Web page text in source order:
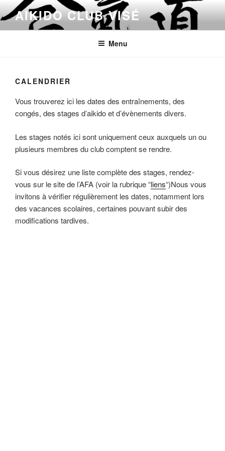
to
content
AIKIDO CLUB VISÉ
Menu
CALENDRIER
Vous trouverez ici les dates des entraînements, des
congés, des stages d’aikido et d’évènements divers.
Les stages notés ici sont uniquement ceux auxquels un ou
plusieurs membres du club comptent se rendre.
Si vous désirez une liste complète des stages, rendez-
vous sur le site de l’AFA (voir la rubrique “liens“)Nous vous
invitons à vérifier régulièrement les dates, notamment lors
des vacances scolaires, certaines pouvant subir des
modifications tardives.